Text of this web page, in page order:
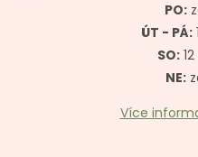
PO:
ÚT - PÁ:
SO:12
NE:
Více